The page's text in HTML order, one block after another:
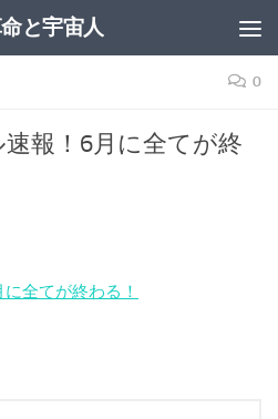
と宇宙人
0
速報！6月に全てが終
全てが終わる！